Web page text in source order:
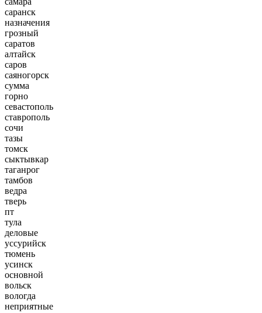
саранск
назначения
грозный
саратов
алтайск
саров
саяногорск
сумма
горно
севастополь
ставрополь
сочи
тазы
томск
сыктывкар
таганрог
тамбов
ведра
тверь
пт
тула
деловые
уссурийск
тюмень
усинск
основной
вольск
вологда
неприятные